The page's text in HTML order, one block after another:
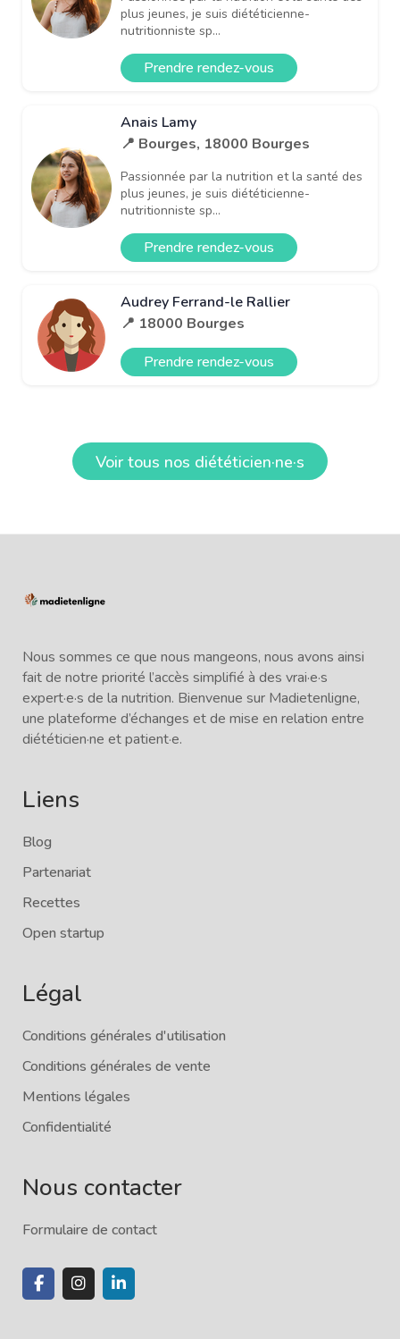
plus jeunes, je suis diététicienne-
nutritionniste sp...
Prendre rendez-vous
Anais Lamy
📍 Bourges, 18000 Bourges
Passionnée par la nutrition et la santé des
plus jeunes, je suis diététicienne-
nutritionniste sp...
Prendre rendez-vous
Audrey Ferrand-le Rallier
📍 18000 Bourges
Prendre rendez-vous
Voir tous nos diététicien·ne·s
Nous sommes ce que nous mangeons, nous avons ainsi
fait de notre priorité l’accès simplifié à des vrai·e·s
expert·e·s de la nutrition. Bienvenue sur Madietenligne,
une plateforme d’échanges et de mise en relation entre
diététicien·ne et patient·e.
Liens
Blog
Partenariat
Recettes
Open startup
Légal
Conditions générales d'utilisation
Conditions générales de vente
Mentions légales
Confidentialité
Nous contacter
Formulaire de contact